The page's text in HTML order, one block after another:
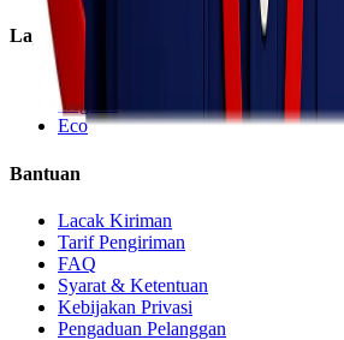
Layanan
Express
Regular
Eco
Bantuan
Lacak Kiriman
Tarif Pengiriman
FAQ
Syarat & Ketentuan
Kebijakan Privasi
Pengaduan Pelanggan